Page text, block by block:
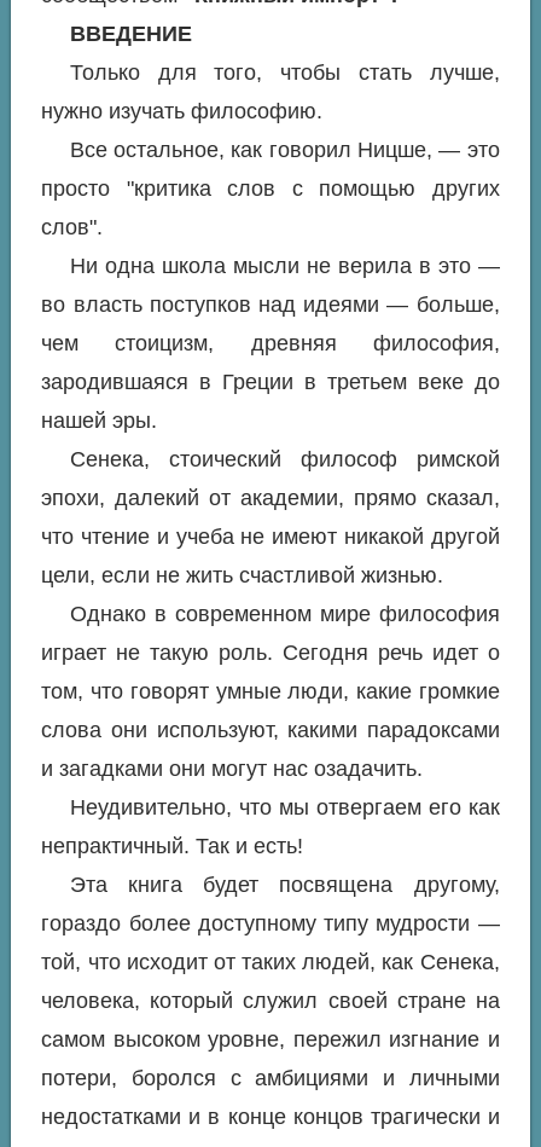
ВВЕДЕНИЕ
Только для того, чтобы стать лучше,
нужно изучать философию.
Все остальное, как говорил Ницше, — это
просто "критика слов с помощью других
слов".
Ни одна школа мысли не верила в это —
во власть поступков над идеями — больше,
чем стоицизм, древняя философия,
зародившаяся в Греции в третьем веке до
нашей эры.
Сенека, стоический философ римской
эпохи, далекий от академии, прямо сказал,
что чтение и учеба не имеют никакой другой
цели, если не жить счастливой жизнью.
Однако в современном мире философия
играет не такую роль. Сегодня речь идет о
том, что говорят умные люди, какие громкие
слова они используют, какими парадоксами
и загадками они могут нас озадачить.
Неудивительно, что мы отвергаем его как
непрактичный. Так и есть!
Эта книга будет посвящена другому,
гораздо более доступному типу мудрости —
той, что исходит от таких людей, как Сенека,
человека, который служил своей стране на
самом высоком уровне, пережил изгнание и
потери, боролся с амбициями и личными
недостатками и в конце концов трагически и